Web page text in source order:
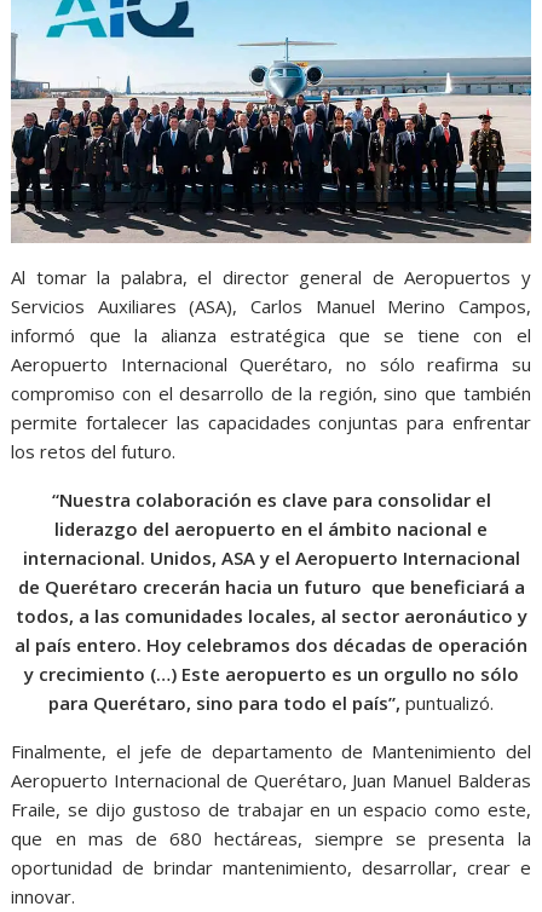
Al tomar la palabra, el director general de Aeropuertos y
Servicios Auxiliares (ASA), Carlos Manuel Merino Campos,
informó que la alianza estratégica que se tiene con el
Aeropuerto Internacional Querétaro, no sólo reafirma su
compromiso con el desarrollo de la región, sino que también
permite fortalecer las capacidades conjuntas para enfrentar
los retos del futuro.
“Nuestra colaboración es clave para consolidar el
liderazgo del aeropuerto en el ámbito nacional e
internacional. Unidos, ASA y el Aeropuerto Internacional
de Querétaro crecerán hacia un futuro que beneficiará a
todos, a las comunidades locales, al sector aeronáutico y
al país entero. Hoy celebramos dos décadas de operación
y crecimiento (…) Este aeropuerto es un orgullo no sólo
para Querétaro, sino para todo el país”, puntualizó.
Finalmente, el jefe de departamento de Mantenimiento del
Aeropuerto Internacional de Querétaro, Juan Manuel Balderas
Fraile, se dijo gustoso de trabajar en un espacio como este,
que en mas de 680 hectáreas, siempre se presenta la
oportunidad de brindar mantenimiento, desarrollar, crear e
innovar.